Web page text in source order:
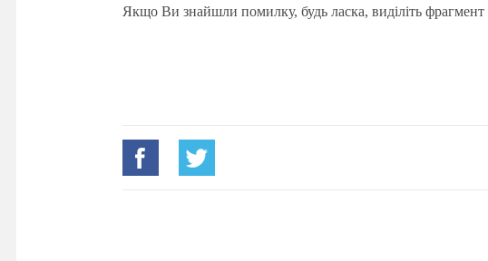
Якщо Ви знайшли помилку, будь ласка, виділіть фрагмент